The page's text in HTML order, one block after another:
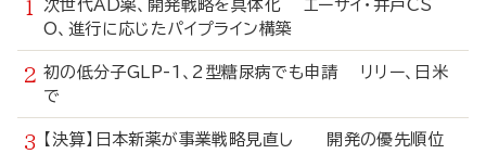
次世代AD薬、開発戦略を具体化 エーザイ・井戸CS
O、進行に応じたパイプライン構築
初の低分子GLP-1、2型糖尿病でも申請 リリー、日米
で
【決算】日本新薬が事業戦略見直し 開発の優先順位